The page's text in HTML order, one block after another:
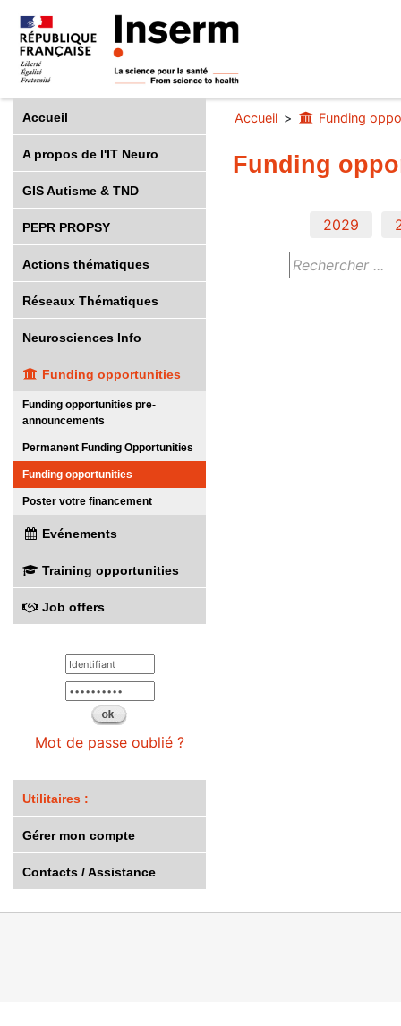
Accueil
A propos de l'IT Neuro
GIS Autisme & TND
PEPR PROPSY
Actions thématiques
Réseaux Thématiques
Neurosciences Info
Funding opportunities
Funding opportunities pre-
announcements
Permanent Funding Opportunities
Funding opportunities
Poster votre financement
Evénements
Training opportunities
Job offers
Mot de passe oublié ?
Utilitaires :
Gérer mon compte
Contacts / Assistance
Accueil Funding
Funding
2029